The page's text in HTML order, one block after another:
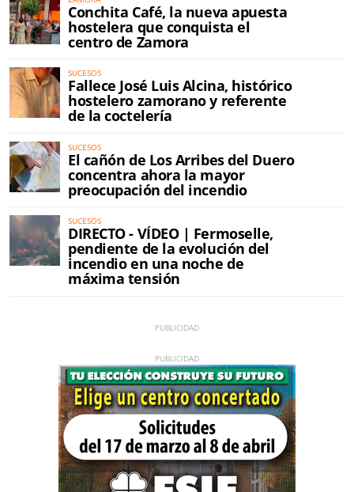
Conchita Café, la nueva apuesta
hostelera que conquista el
centro de Zamora
SUCESOS
Fallece José Luis Alcina, histórico
hostelero zamorano y referente
de la coctelería
SUCESOS
El cañón de Los Arribes del Duero
concentra ahora la mayor
preocupación del incendio
SUCESOS
DIRECTO - VÍDEO | Fermoselle,
pendiente de la evolución del
incendio en una noche de
máxima tensión